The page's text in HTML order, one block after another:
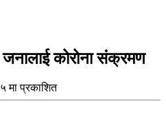
जनालाई कोरोना संक्रमण
मा प्रकाशित